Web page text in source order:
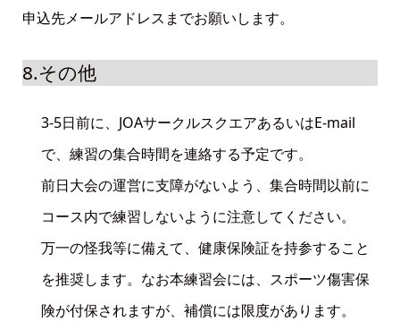
申込先メールアドレスまでお願いします。
8.その他
3-5日前に、JOAサークルスクエアあるいはE-mail
で、練習の集合時間を連絡する予定です。
前日大会の運営に支障がないよう、集合時間以前に
コース内で練習しないように注意してください。
万一の怪我等に備えて、健康保険証を持参すること
を推奨します。なお本練習会には、スポーツ傷害保
険が付保されますが、補償には限度があります。